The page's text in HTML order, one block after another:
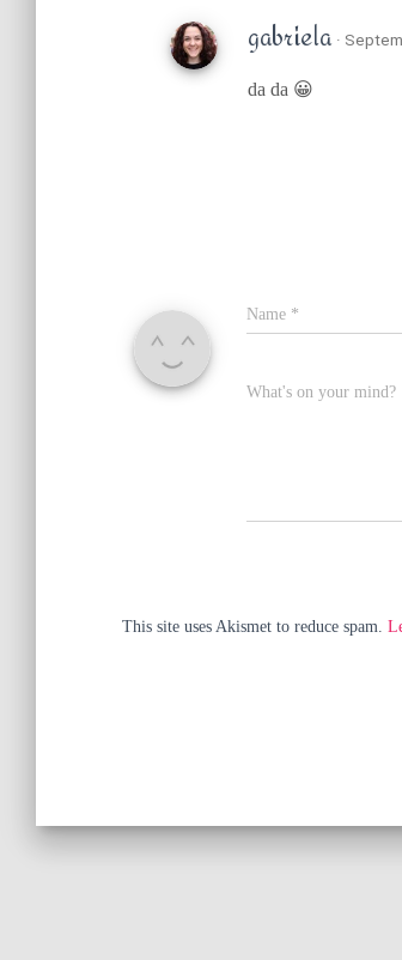
gabriela ·
da da 😀
Name *
What's on your mind?
This site uses Akismet to reduce spam.